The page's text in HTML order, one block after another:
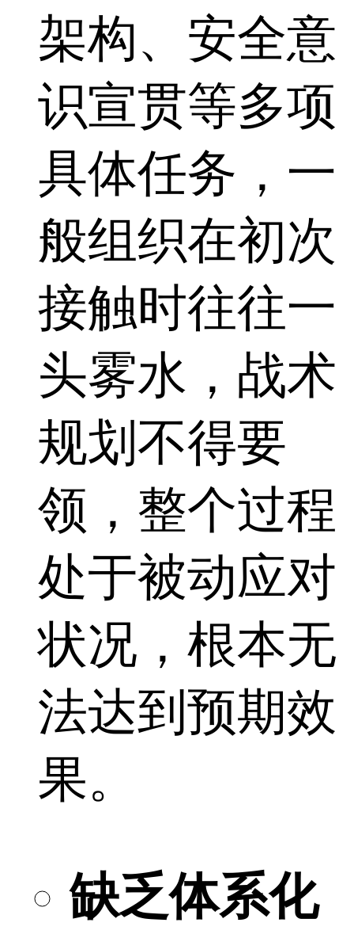
架构、安全意
识宣贯等多项
具体任务，一
般组织在初次
接触时往往一
头雾水，战术
规划不得要
领，整个过程
处于被动应对
状况，根本无
法达到预期效
果。
缺乏体系化